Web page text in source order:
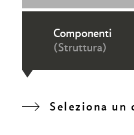
Componenti
(Struttura)
Seleziona un